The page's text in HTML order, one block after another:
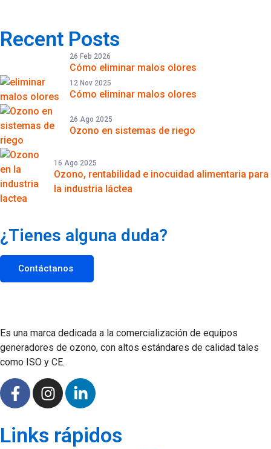
Recent Posts
26 Feb 2026
Cómo eliminar malos olores
12 Nov 2025
Cómo eliminar malos olores
26 Ago 2025
Ozono en sistemas de riego
16 Ago 2025
Ozono, rentabilidad e inocuidad alimentaria para
la industria láctea
¿Tienes alguna duda?
Contáctanos
Es una marca dedicada a la comercialización de equipos
generadores de ozono, con altos estándares de calidad tales
como ISO y CE.
Links rápidos